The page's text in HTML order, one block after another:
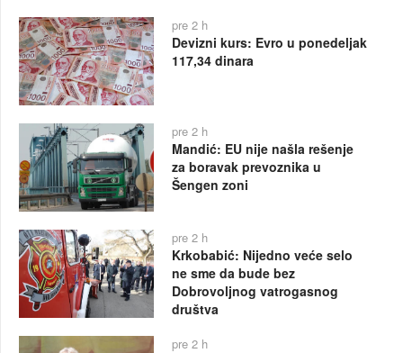
pre 2 h
Devizni kurs: Evro u ponedeljak
117,34 dinara
pre 2 h
Mandić: EU nije našla rešenje
za boravak prevoznika u
Šengen zoni
pre 2 h
Krkobabić: Nijedno veće selo
ne sme da bude bez
Dobrovoljnog vatrogasnog
društva
pre 2 h